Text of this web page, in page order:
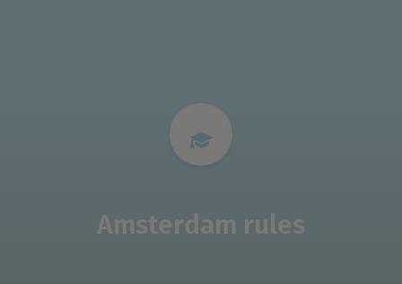
Amsterdam rules